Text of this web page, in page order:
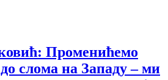
Променићемо
слома на Западу – ми